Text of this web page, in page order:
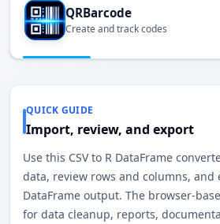
QRBarcode
Create and track codes
QUICK GUIDE
Import, review, and export
Use this CSV to R DataFrame
data, review rows and columns, and
DataFrame output. The browser-
for data cleanup, reports,